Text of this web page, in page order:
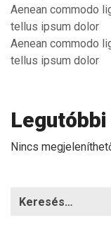
Aenean commodo
tellus ipsum dolor
Aenean commodo
tellus ipsum dolor
Nincs